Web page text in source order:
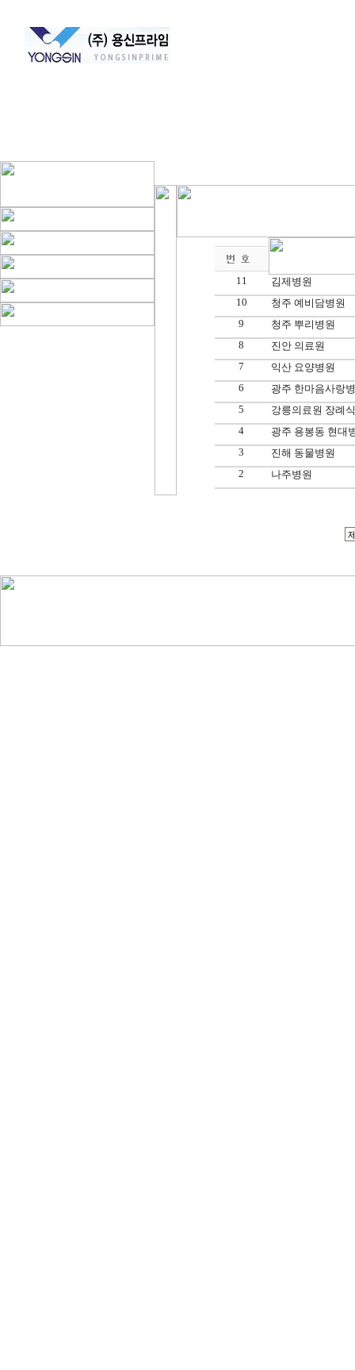
11
김제병원
10
청주 예비담병원
9
청주 뿌리병원
8
진안 의료원
7
익산 요양병원
6
광주 한마음사랑
5
강릉의료원 장례
4
광주 용봉동 현대
3
진해 동물병원
2
나주병원